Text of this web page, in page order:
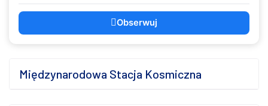
Obserwuj
Międzynarodowa Stacja Kosmiczna